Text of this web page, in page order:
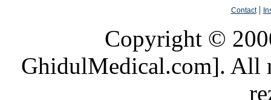
Contact|
Copyright ©
GhidulMedical.com]. All